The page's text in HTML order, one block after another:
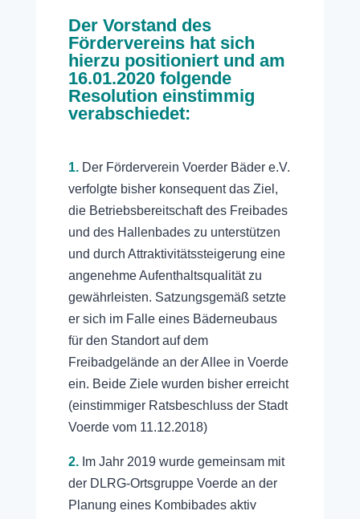
Der Vorstand des
Fördervereins hat sich
hierzu positioniert und am
16.01.2020 folgende
Resolution einstimmig
verabschiedet:
1. Der Förderverein Voerder Bäder e.V.
verfolgte bisher konsequent das Ziel,
die Betriebsbereitschaft des Freibades
und des Hallenbades zu unterstützen
und durch Attraktivitätssteigerung eine
angenehme Aufenthaltsqualität zu
gewährleisten. Satzungsgemäß setzte
er sich im Falle eines Bäderneubaus
für den Standort auf dem
Freibadgelände an der Allee in Voerde
ein. Beide Ziele wurden bisher erreicht
(einstimmiger Ratsbeschluss der Stadt
Voerde vom 11.12.2018)
2. Im Jahr 2019 wurde gemeinsam mit
der DLRG-Ortsgruppe Voerde an der
Planung eines Kombibades aktiv